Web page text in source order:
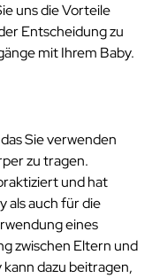
uns die Vorteile
Entscheidung zu
mit Ihrem Baby.
Sie verwenden
zu tragen.
und hat
als auch für die
eines
zwischen Eltern und
dazu beitragen,